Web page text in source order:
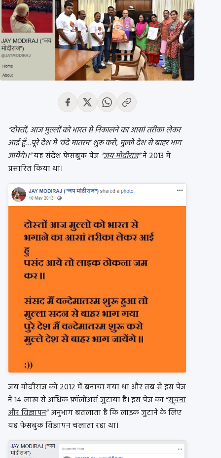
“दोस्तों, आज मुल्लों को भारत से निकालने का आसां तरीका लेकर
आई हूँ…पूरे देश में ‘वंदे मातरम’ शुरू करो, मुल्ले देश से बाहर भाग
जायेंगे।।”यह संदेश फेसबुक पेज “जय मोदीराज“ने 2013 में
प्रसारित किया था।
जय मोदीराज को 2012 में बनाया गया था और तब से इस पेज
ने 14 लाख से अधिक फ़ॉलोअर्स जुटाया है। इस पेज का “सूचना
और विज्ञापन” अनुभाग बतलाता है कि लाइक जुटाने के लिए
यह फेसबुक विज्ञापन चलाता रहा था।